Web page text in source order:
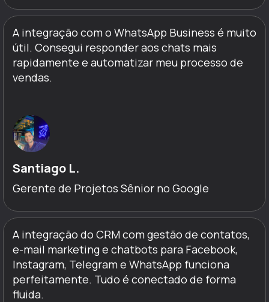
A integração com o WhatsApp Business é muito
útil. Consegui responder aos chats mais
rapidamente e automatizar meu processo de
vendas.
Santiago L.
Gerente de Projetos Sênior no Google
A integração do CRM com gestão de contatos,
e-mail marketing e chatbots para Facebook,
Instagram, Telegram e WhatsApp funciona
perfeitamente. Tudo é conectado de forma
fluida.